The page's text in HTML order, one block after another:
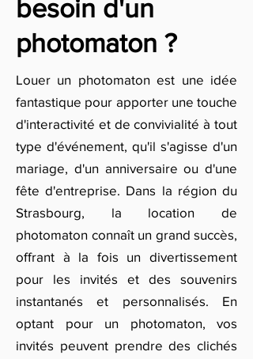
besoin d'un
photomaton ?
Louer un photomaton est une idée
fantastique pour apporter une touche
d'interactivité et de convivialité à tout
type d'événement, qu'il s'agisse d'un
mariage, d'un anniversaire ou d'une
fête d'entreprise. Dans la région du
Strasbourg, la location de
photomaton connaît un grand succès,
offrant à la fois un divertissement
pour les invités et des souvenirs
instantanés et personnalisés. En
optant pour un photomaton, vos
invités peuvent prendre des clichés